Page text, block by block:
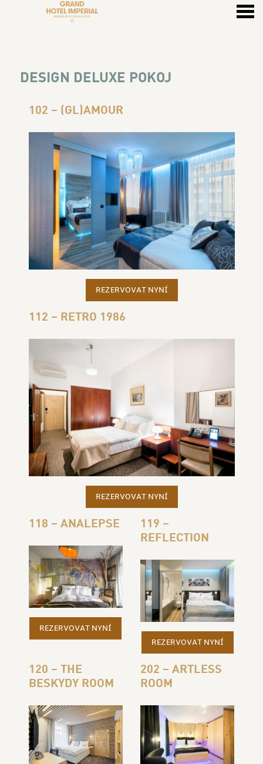
DESIGN DELUXE POKOJ
102 – (GL)AMOUR
REZERVOVAT NYNÍ
112 – RETRO 1986
REZERVOVAT NYNÍ
118 – ANALEPSE
REZERVOVAT NYNÍ
119 –
REFLECTION
REZERVOVAT NYNÍ
120 – THE
BESKYDY ROOM
202 – ARTLESS
ROOM